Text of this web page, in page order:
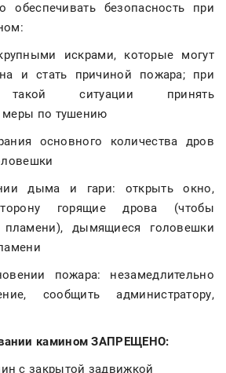
обеспечивать безопасность при
искрами, которые могут
и стать причиной пожара; при
такой ситуации принять
меры по тушению
основного количества дров
дыма и гари: открыть окно,
горящие дрова (чтобы
дымящиеся головешки
пожара: незамедлительно
сообщить администратору,
камином ЗАПРЕЩЕНО:
с закрытой задвижкой